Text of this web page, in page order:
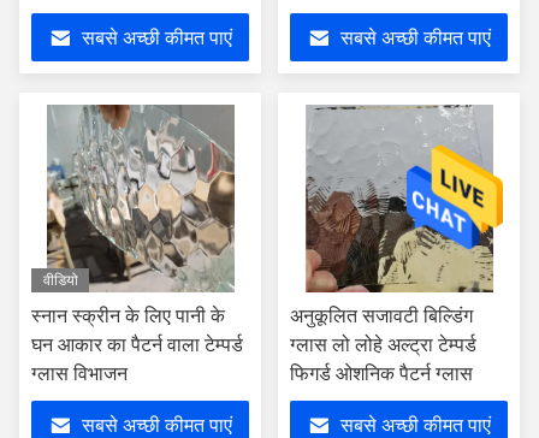
सबसे अच्छी कीमत पाएं सबसे अच्छी कीमत पाएं
वीडियो
स्नान स्क्रीन के लिए पानी के
घन आकार का पैटर्न वाला टेम्पर्ड
ग्लास विभाजन
सबसे अच्छी कीमत पाएं
अनुकूलित सजावटी बिल्डिंग
ग्लास लो लोहे अल्ट्रा टेम्पर्ड
फिगर्ड ओशनिक पैटर्न ग्लास
सबसे अच्छी कीमत पाएं